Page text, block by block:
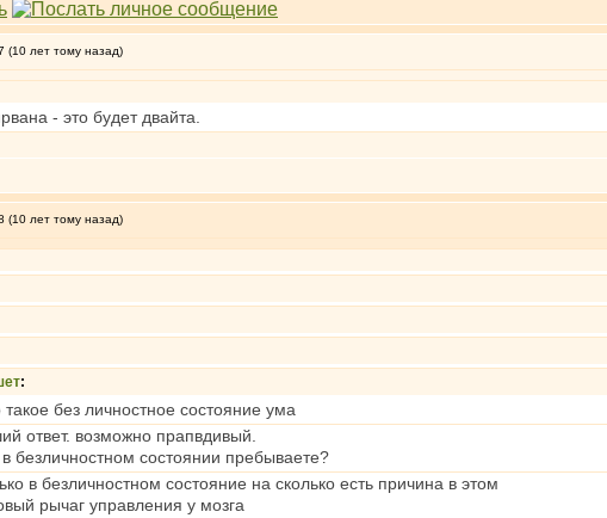
(10 лет тому назад)
- это будет двайта.
(10 лет тому назад)
:
без личностное состояние ума
ответ. возможно прапвдивый.
безличностном состоянии пребываете?
в безличностном состояние на сколько есть причина в этом
рычаг управления у мозга